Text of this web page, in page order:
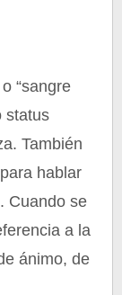
“sangre
status
También
hablar
Cuando se
a la
ánimo, de